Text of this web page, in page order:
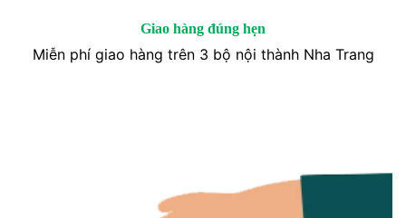
Giao hàng đúng hẹn
Miễn phí giao hàng trên 3 bộ nội thành Nha Trang